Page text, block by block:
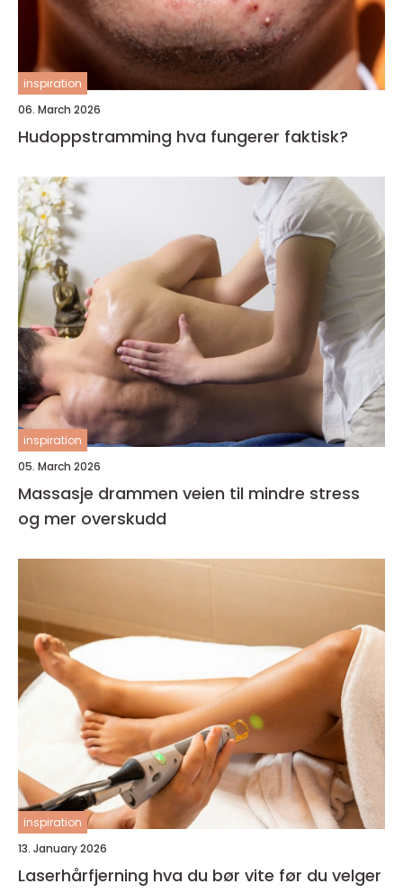
inspiration
06. March 2026
Hudoppstramming hva fungerer faktisk?
inspiration
05. March 2026
Massasje drammen veien til mindre stress
og mer overskudd
inspiration
13. January 2026
Laserhårfjerning hva du bør vite før du velger